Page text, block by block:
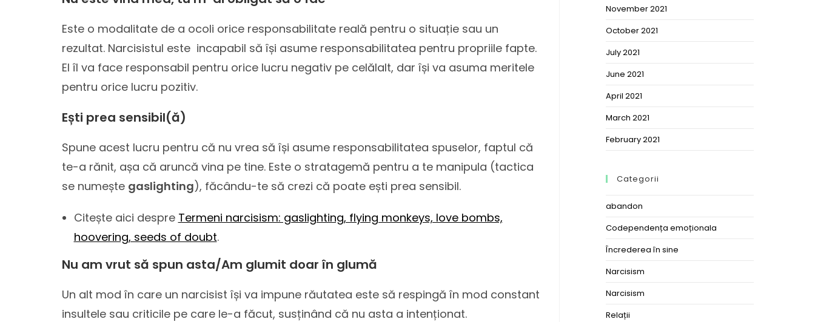
Este o modalitate de a ocoli orice responsabilitate reală pentru o situație sau un
rezultat. Narcisistul este incapabil să își asume responsabilitatea pentru propriile fapte.
El îl va face responsabil pentru orice lucru negativ pe celălalt, dar își va asuma meritele
pentru orice lucru pozitiv.
Ești prea sensibil(ă)
Spune acest lucru pentru că nu vrea să își asume responsabilitatea spuselor, faptul că
te-a rănit, așa că aruncă vina pe tine. Este o stratagemă pentru a te manipula (tactica
se numește gaslighting), făcându-te să crezi că poate ești prea sensibil.
Citește aici despre Termeni narcisism: gaslighting, flying monkeys, love bombs,
hoovering, seeds of doubt.
Nu am vrut să spun asta/Am glumit doar în glumă
Un alt mod în care un narcisist își va impune răutatea este să respingă în mod constant
insultele sau criticile pe care le-a făcut, susținând că nu asta a intenționat.
November 2021
October 2021
July 2021
June 2021
April 2021
March 2021
February 2021
Categorii
abandon
Codependența emoționala
Încrederea în sine
Narcisism
Narcisism
Relații